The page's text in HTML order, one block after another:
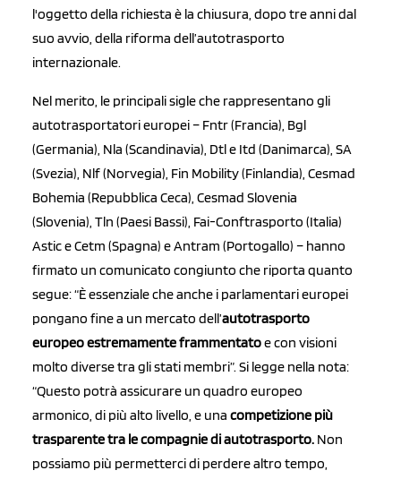
l'oggetto della richiesta è la chiusura, dopo tre anni dal
suo avvio, della riforma dell’autotrasporto
internazionale.
Nel merito, le principali sigle che rappresentano gli
autotrasportatori europei – Fntr (Francia), Bgl
(Germania), Nla (Scandinavia), Dtl e Itd (Danimarca), SA
(Svezia), Nlf (Norvegia), Fin Mobility (Finlandia), Cesmad
Bohemia (Repubblica Ceca), Cesmad Slovenia
(Slovenia), Tln (Paesi Bassi), Fai-Conftrasporto (Italia)
Astic e Cetm (Spagna) e Antram (Portogallo) – hanno
firmato un comunicato congiunto che riporta quanto
segue: “È essenziale che anche i parlamentari europei
pongano fine a un mercato dell’autotrasporto
europeo estremamente frammentatoe con visioni
molto diverse tra gli stati membri”. Si legge nella nota:
“Questo potrà assicurare un quadro europeo
armonico, di più alto livello, e una competizione più
trasparente tra le compagnie di autotrasporto. Non
possiamo più permetterci di perdere altro tempo,